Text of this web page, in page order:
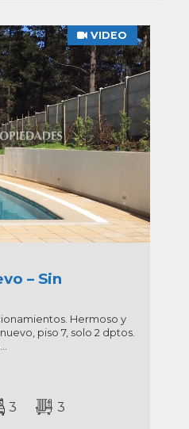
VIDEO
– Sin
Hermoso y
piso 7, solo 2 dptos.
3 3